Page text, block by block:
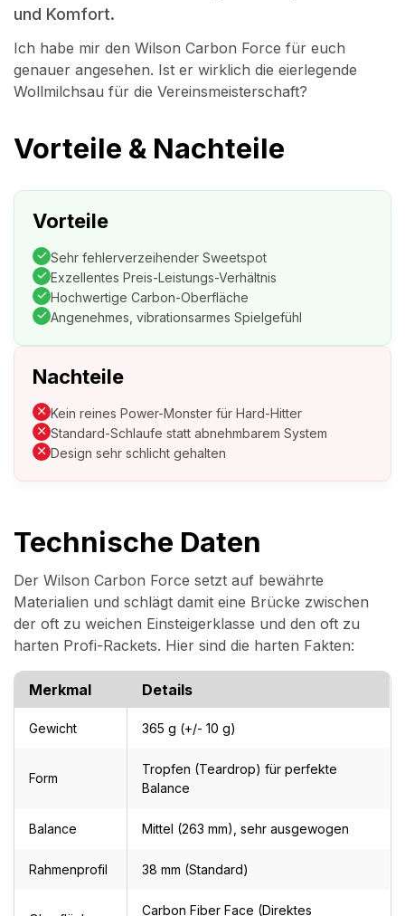
und Komfort.
Ich habe mir den Wilson Carbon Force für euch
genauer angesehen. Ist er wirklich die eierlegende
Wollmilchsau für die Vereinsmeisterschaft?
Vorteile & Nachteile
Vorteile
Sehr fehlerverzeihender Sweetspot
Exzellentes Preis-Leistungs-Verhältnis
Hochwertige Carbon-Oberfläche
Angenehmes, vibrationsarmes Spielgefühl
Nachteile
Kein reines Power-Monster für Hard-Hitter
Standard-Schlaufe statt abnehmbarem System
Design sehr schlicht gehalten
Technische Daten
Der Wilson Carbon Force setzt auf bewährte
Materialien und schlägt damit eine Brücke zwischen
der oft zu weichen Einsteigerklasse und den oft zu
harten Profi-Rackets. Hier sind die harten Fakten:
Merkmal Details
Gewicht 365 g (+/- 10 g)
Form
Tropfen (Teardrop) für perfekte
Balance
Balance Mittel (263 mm), sehr ausgewogen
Rahmenprofil 38 mm (Standard)
Carbon Fiber Face (Direktes